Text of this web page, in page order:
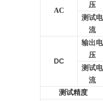
AC
压
测试电
流
DC
输出电
压
测试电
流
测试精度